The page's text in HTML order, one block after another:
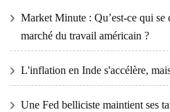
Market Minute : Qu’est-ce qui se
marché du travail américain ?
L'inflation en Inde s'accélère,
Une Fed belliciste maintient ses